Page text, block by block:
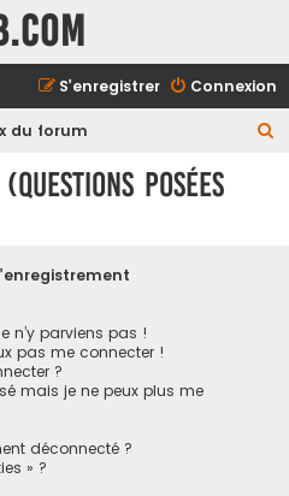
Connexion
S’enregistrer
du forum
posées
n’y parviens pas !
pas me connecter !
?
mais je ne peux plus me
déconnecté ?
» ?